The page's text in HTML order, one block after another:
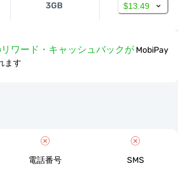
3GB $13.49
ワード・キャッシュバックが MobiPay
ます
電話番号 SMS